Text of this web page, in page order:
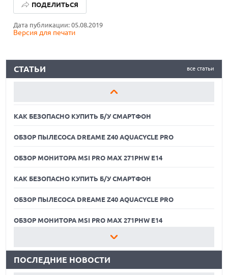
Дата публикации: 05.08.2019
Версия для печати
ПОДЕЛИТЬСЯ
все статьи
СТАТЬИ
ОБЗОР ПЫЛЕСОСА DREAME Z40 AQUACYCLE PRO
ОБЗОР МОНИТОРА MSI PRO MAX 271PHW E14
ОБЗОР ПЫЛЕСОСА DREAME Z40 AQUACYCLE PRO
ОБЗОР МОНИТОРА MSI PRO MAX 271PHW E14
КАК БЕЗОПАСНО КУПИТЬ Б/У СМАРТФОН
ОБЗОР ПЫЛЕСОСА DREAME Z40 AQUACYCLE PRO
ОБЗОР МОНИТОРА MSI PRO MAX 271PHW E14
КАК БЕЗОПАСНО КУПИТЬ Б/У СМАРТФОН
ОБЗОР ПЫЛЕСОСА DREAME Z40 AQUACYCLE PRO
ОБЗОР МОНИТОРА MSI PRO MAX 271PHW E14
КАК БЕЗОПАСНО КУПИТЬ Б/У СМАРТФОН
ОБЗОР ПЫЛЕСОСА DREAME Z40 AQUACYCLE PRO
ПОСЛЕДНИЕ НОВОСТИ
06.08.2026
ТОЛЩИНОЙ 4,7 ММ И 12" OLED МАТРИЦЕЙ